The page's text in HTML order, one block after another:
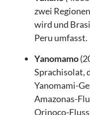
zwei
wird und
Peru umfasst.
Yanomamo
Sprachisolat,
Yanomami-
Amazonas-
Orinoco-